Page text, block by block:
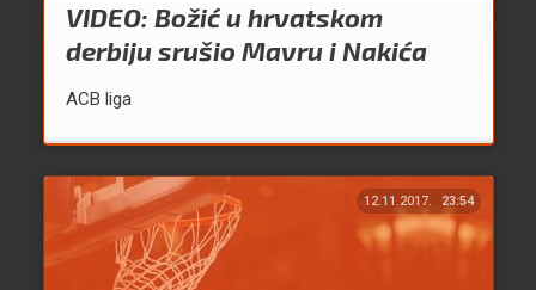
VIDEO: Božić u hrvatskom
derbiju srušio Mavru i Nakića
ACB liga
12.11.2017. 23:54